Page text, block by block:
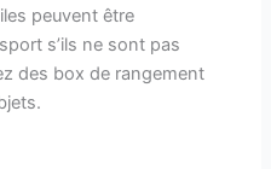
peuvent être
s’ils ne sont pas
des box de rangement